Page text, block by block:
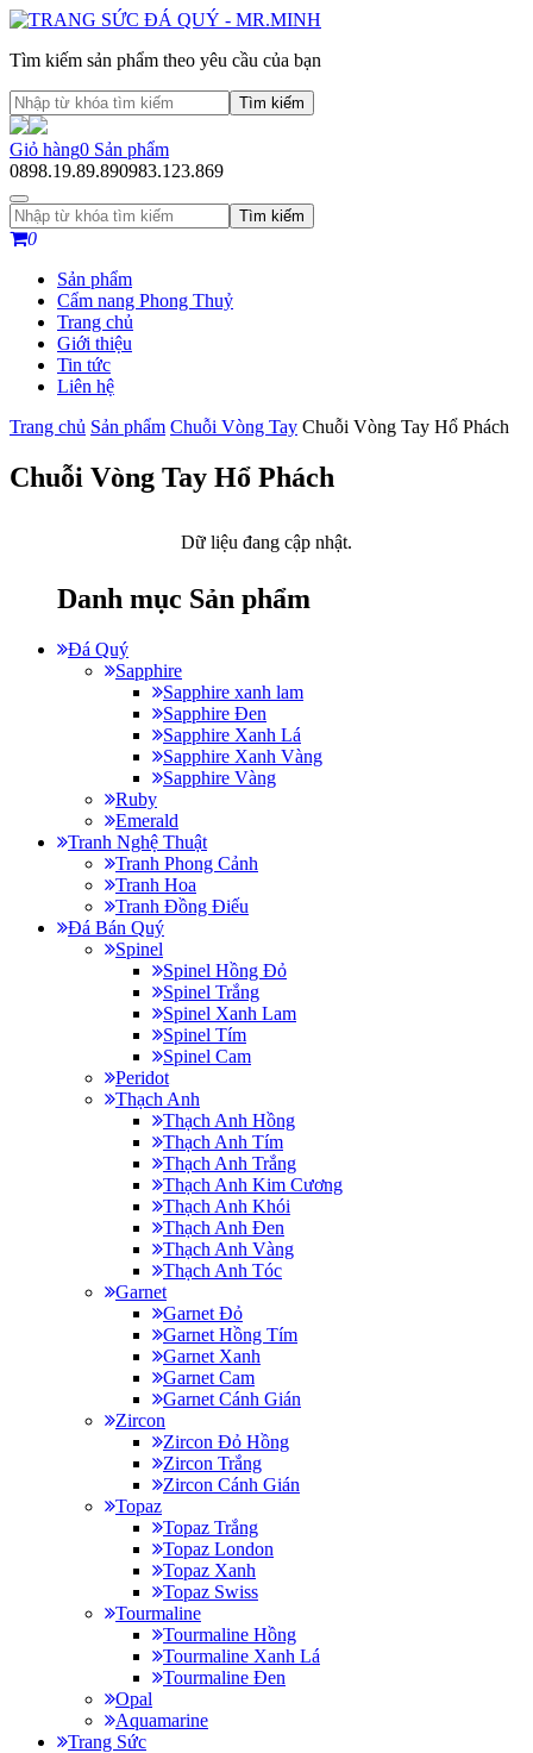
Tìm kiếm sản phẩm theo yêu cầu của bạn
Tìm kiếm
Giỏ hàng0 Sản phẩm
0898.19.89.890983.123.869
Tìm kiếm
0
Sản phẩm
Cẩm nang Phong Thuỷ
Trang chủ
Giới thiệu
Tin tức
Liên hệ
Trang chủ Sản phẩm Chuỗi Vòng Tay Chuỗi Vòng Tay Hổ Phách
Chuỗi Vòng Tay Hổ Phách
Dữ liệu đang cập nhật.
Danh mục Sản phẩm
Đá Quý
Sapphire
Sapphire xanh lam
Sapphire Đen
Sapphire Xanh Lá
Sapphire Xanh Vàng
Sapphire Vàng
Ruby
Emerald
Tranh Nghệ Thuật
Tranh Phong Cảnh
Tranh Hoa
Tranh Đồng Điếu
Đá Bán Quý
Spinel
Spinel Hồng Đỏ
Spinel Trắng
Spinel Xanh Lam
Spinel Tím
Spinel Cam
Peridot
Thạch Anh
Thạch Anh Hồng
Thạch Anh Tím
Thạch Anh Trắng
Thạch Anh Kim Cương
Thạch Anh Khói
Thạch Anh Đen
Thạch Anh Vàng
Thạch Anh Tóc
Garnet
Garnet Đỏ
Garnet Hồng Tím
Garnet Xanh
Garnet Cam
Garnet Cánh Gián
Zircon
Zircon Đỏ Hồng
Zircon Trắng
Zircon Cánh Gián
Topaz
Topaz Trắng
Topaz London
Topaz Xanh
Topaz Swiss
Tourmaline
Tourmaline Hồng
Tourmaline Xanh Lá
Tourmaline Đen
Opal
Aquamarine
Trang Sức